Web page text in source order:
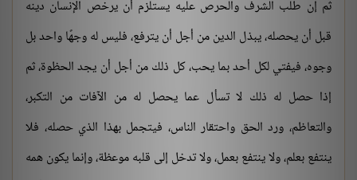
ثم إن طلب الشرف والحرص عليه يستلزم أن يرخص الإنسان دينه
قبل أن يحصله، يبذل الدين من أجل أن يترفع، فليس له وجهًا واحد بل
وجوه، فيفتي لكل أحد بما يحب، كل ذلك من أجل أن يجد الحظوة، ثم
إذا حصل له ذلك لا تسأل عما يحصل له من الآفات من التكبر،
والتعاظم، ورد الحق واحتقار الناس، فيتجمل بهذا الذي حصله، فلا
ينتفع بعلم، ولا ينتفع بعمل، ولا تدخل إلى قلبه موعظة، وإنما يكون همه